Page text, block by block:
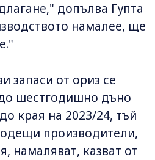
допълва Гупта
намалее, ще
запаси от ориз се
шестгодишно дъно
края на 2023/24, тъй
производители,
намаляват, казват от